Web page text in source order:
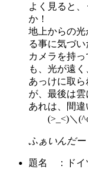
よく見ると
か！
地上からの
る事に気づい
カメラを持
も、光が遠く
あっけに取
が、最後は雲
あれは、間違
(>_<)＼
ふぁいんだー
題名 ：ドイ